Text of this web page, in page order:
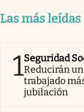
Las más
1Seguridad
Reducirán
trabajado
jubilación